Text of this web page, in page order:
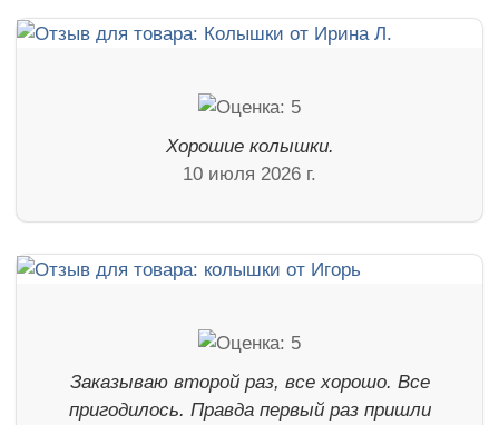
Хорошие колышки.
10 июля 2026 г.
Заказываю второй раз, все хорошо. Все
пригодилось. Правда первый раз пришли